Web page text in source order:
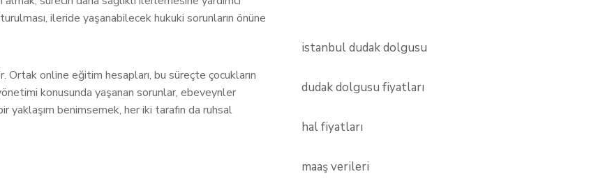
ileride yaşanabilecek hukuki sorunların önüne
online eğitim hesapları, bu süreçte çocukların
konusunda yaşanan sorunlar, ebeveynler
yaklaşım benimsemek, her iki tarafın da ruhsal
istanbul dudak dolgusu
dudak dolgusu fiyatları
hal fiyatları
maaş verileri